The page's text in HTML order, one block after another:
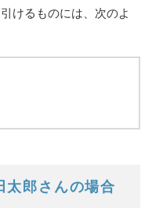
けるものには、次のよ
郎さんの場合